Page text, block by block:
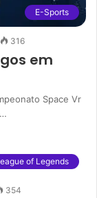
E-Sports
316
em
Space Vr
of Legends
354